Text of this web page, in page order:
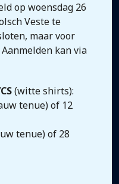
op woensdag 26
Veste te
maar voor
kan via
(witte shirts):
tenue) of 12
tenue) of 28